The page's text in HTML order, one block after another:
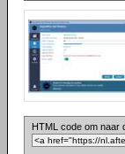
HTML code om naar